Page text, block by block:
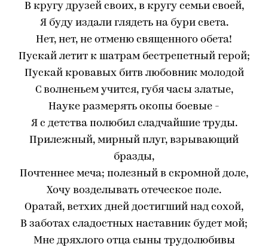
В кругу друзей своих, в кругу семьи своей,
Я буду издали глядеть на бури света.
Нет, нет, не отменю священного обета!
Пускай летит к шатрам бестрепетный герой;
Пускай кровавых битв любовник молодой
С волненьем учится, губя часы златые,
Науке размерять окопы боевые -
Я с детства полюбил сладчайшие труды.
Прилежный, мирный плуг, взрывающий
бразды,
Почтеннее меча; полезный в скромной доле,
Хочу возделывать отеческое поле.
Оратай, ветхих дней достигший над сохой,
В заботах сладостных наставник будет мой;
Мне дряхлого отца сыны трудолюбивы